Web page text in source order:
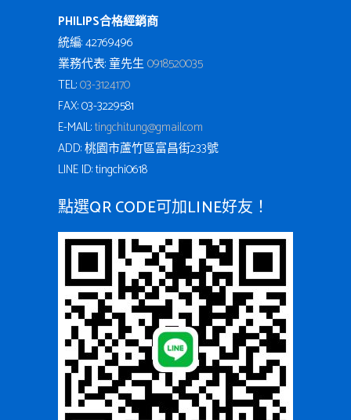
PHILIPS合格經銷商
統編: 42769496
業務代表: 童先生0918520035
TEL:03-3124170
FAX: 03-3229581
E-MAIL:tingchi.tung@gmail.com
ADD: 桃園市蘆竹區富昌街233號
LINE ID: tingchi0618
點選QR CODE可加LINE好友！